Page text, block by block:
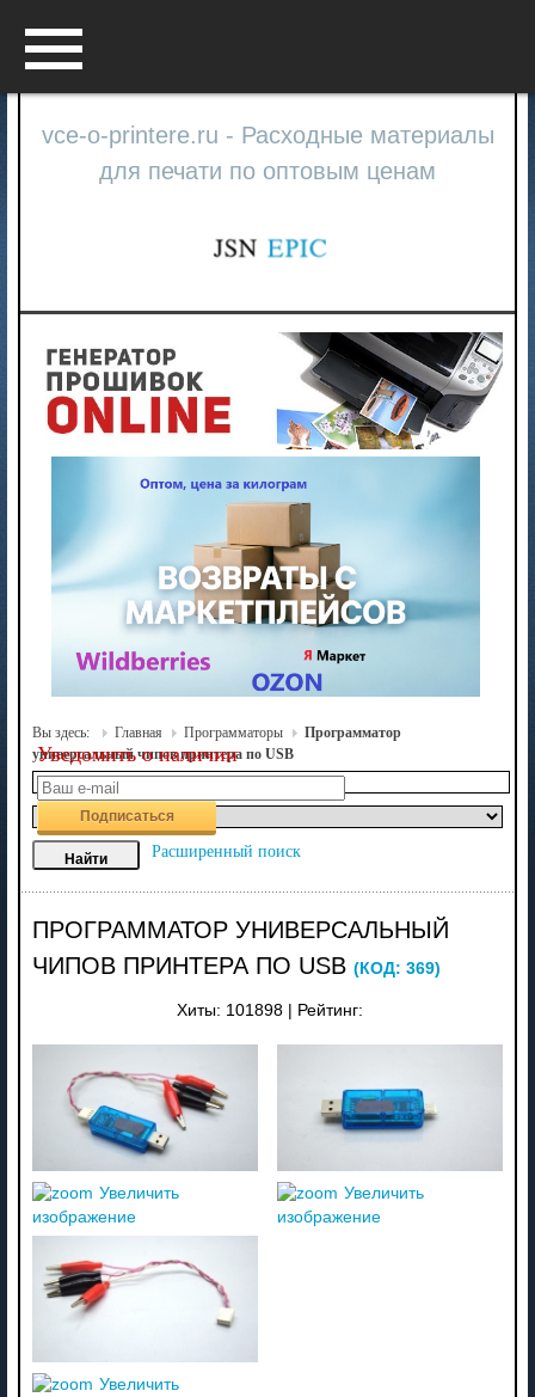
vce-o-printere.ru - Расходные материалы
для печати по оптовым ценам
Вы здесь: Главная Программаторы
Программатор
универсальный чипов принтера по USB
Расширенный поиск
ПРОГРАММАТОР УНИВЕРСАЛЬНЫЙ
ЧИПОВ ПРИНТЕРА ПО USB (КОД: 369)
Хиты: 101898 Рейтинг:
Увеличить
изображение
Увеличить
изображение
Увеличить
Уведомить о наличии
Подписаться